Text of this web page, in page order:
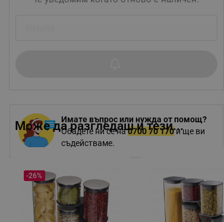
Имате въпрос или нужда от помощ?
Обадете ни се на0700 70 170и ще ви
съдействаме.
Може да разгледаш и тези...
-26%